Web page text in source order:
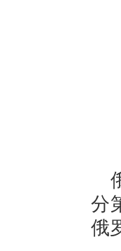
分
俄